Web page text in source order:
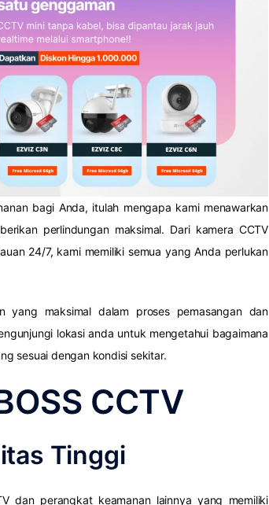
bagi Anda, itulah mengapa kami menawarkan
perlindungan maksimal. Dari kamera CCTV
24/7, kami memiliki semua yang Anda perlukan
yang maksimal dalam proses pemasangan dan
lokasi anda untuk mengetahui bagaimana
sesuai dengan kondisi sekitar.
CCTV
Tinggi
dan perangkat keamanan lainnya yang memiliki